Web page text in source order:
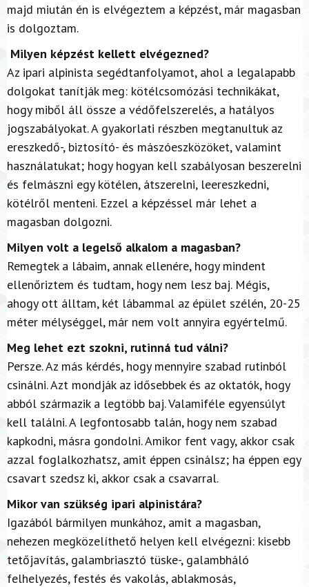
majd miután én is elvégeztem a képzést, már magasban
is dolgoztam.
Milyen képzést kellett elvégezned?
Az ipari alpinista segédtanfolyamot, ahol a legalapabb
dolgokat tanítják meg: kötélcsomózási technikákat,
hogy miből áll össze a védőfelszerelés, a hatályos
jogszabályokat. A gyakorlati részben megtanultuk az
ereszkedő-, biztosító- és mászóeszközöket, valamint
használatukat; hogy hogyan kell szabályosan beszerelni
és felmászni egy kötélen, átszerelni, leereszkedni,
kötélről menteni. Ezzel a képzéssel már lehet a
magasban dolgozni.
Milyen volt a legelső alkalom a magasban?
Remegtek a lábaim, annak ellenére, hogy mindent
ellenőriztem és tudtam, hogy nem lesz baj. Mégis,
ahogy ott álltam, két lábammal az épület szélén, 20-25
méter mélységgel, már nem volt annyira egyértelmű.
Meg lehet ezt szokni, rutinná tud válni?
Persze. Az más kérdés, hogy mennyire szabad rutinból
csinálni. Azt mondják az idősebbek és az oktatók, hogy
abból származik a legtöbb baj. Valamiféle egyensúlyt
kell találni. A legfontosabb talán, hogy nem szabad
kapkodni, másra gondolni. Amikor fent vagy, akkor csak
azzal foglalkozhatsz, amit éppen csinálsz; ha éppen egy
csavart szedsz ki, akkor csak a csavarral.
Mikor van szükség ipari alpinistára?
Igazából bármilyen munkához, amit a magasban,
nehezen megközelíthető helyen kell elvégezni: kisebb
tetőjavítás, galambriasztó tüske-, galambháló
felhelyezés, festés és vakolás, ablakmosás,